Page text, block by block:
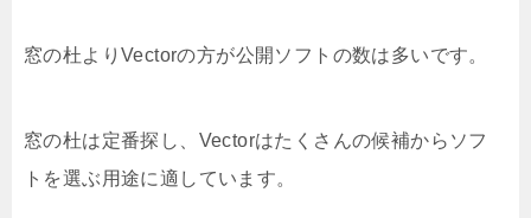
窓の杜よりVectorの方が公開ソフトの数は多いです。
窓の杜は定番探し、Vectorはたくさんの候補からソフ
トを選ぶ用途に適しています。